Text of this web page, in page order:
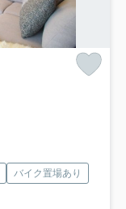
バイク置場あり